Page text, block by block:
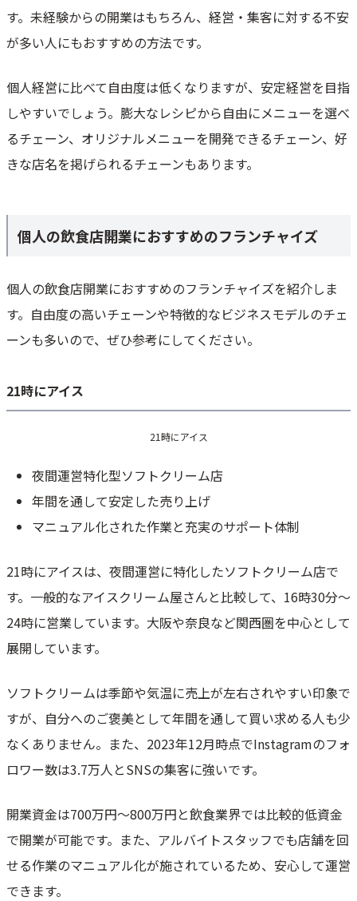
す。未経験からの開業はもちろん、経営・集客に対する不安
が多い人にもおすすめの方法です。
個人経営に比べて自由度は低くなりますが、安定経営を目指
しやすいでしょう。膨大なレシピから自由にメニューを選べ
るチェーン、オリジナルメニューを開発できるチェーン、好
きな店名を掲げられるチェーンもあります。
個人の飲食店開業におすすめのフランチャイズ
個人の飲食店開業におすすめのフランチャイズを紹介しま
す。自由度の高いチェーンや特徴的なビジネスモデルのチェ
ーンも多いので、ぜひ参考にしてください。
21時にアイス
21時にアイス
夜間運営特化型ソフトクリーム店
年間を通して安定した売り上げ
マニュアル化された作業と充実のサポート体制
21時にアイスは、夜間運営に特化したソフトクリーム店で
す。一般的なアイスクリーム屋さんと比較して、16時30分〜
24時に営業しています。大阪や奈良など関西圏を中心として
展開しています。
ソフトクリームは季節や気温に売上が左右されやすい印象で
すが、自分へのご褒美として年間を通して買い求める人も少
なくありません。また、2023年12月時点でInstagramのフォ
ロワー数は3.7万人とSNSの集客に強いです。
開業資金は700万円～800万円と飲食業界では比較的低資金
で開業が可能です。また、アルバイトスタッフでも店舗を回
せる作業のマニュアル化が施されているため、安心して運営
できます。